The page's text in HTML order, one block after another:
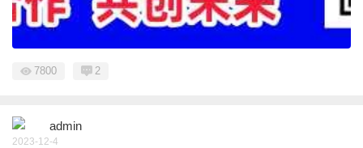
7800 2
admin
2023-12-4